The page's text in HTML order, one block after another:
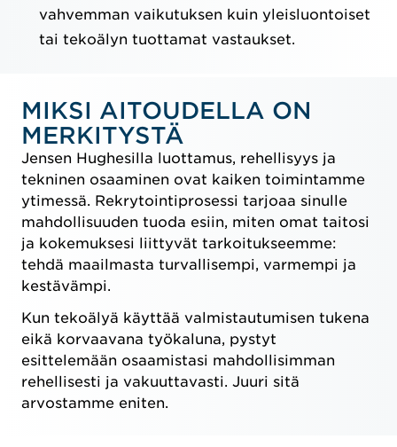
vahvemman vaikutuksen kuin yleisluontoiset
tai tekoälyn tuottamat vastaukset.
MIKSI AITOUDELLA ON
MERKITYSTÄ
Jensen Hughesilla luottamus, rehellisyys ja
tekninen osaaminen ovat kaiken toimintamme
ytimessä. Rekrytointiprosessi tarjoaa sinulle
mahdollisuuden tuoda esiin, miten omat taitosi
ja kokemuksesi liittyvät tarkoitukseemme:
tehdä maailmasta turvallisempi, varmempi ja
kestävämpi.
Kun tekoälyä käyttää valmistautumisen tukena
eikä korvaavana työkaluna, pystyt
esittelemään osaamistasi mahdollisimman
rehellisesti ja vakuuttavasti. Juuri sitä
arvostamme eniten.